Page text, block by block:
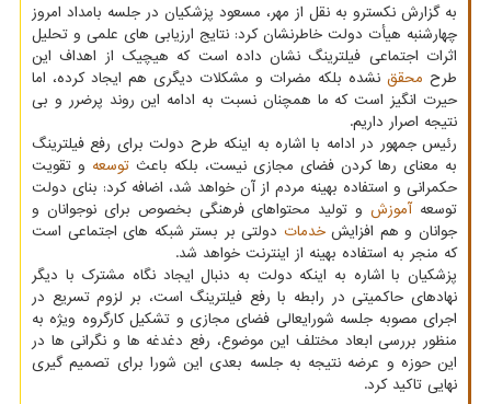
به گزارش نکسترو به نقل از مهر، مسعود پزشکیان در جلسه بامداد امروز
چهارشنبه هیأت دولت خاطرنشان کرد: نتایج ارزیابی های علمی و تحلیل
اثرات اجتماعی فیلترینگ نشان داده است که هیچیک از اهداف این
طرح محقق نشده بلکه مضرات و مشکلات دیگری هم ایجاد کرده، اما
حیرت انگیز است که ما همچنان نسبت به ادامه این روند پرضرر و بی
نتیجه اصرار داریم.
رئیس جمهور در ادامه با اشاره به اینکه طرح دولت برای رفع فیلترینگ
به معنای رها کردن فضای مجازی نیست، بلکه باعث توسعه و تقویت
حکمرانی و استفاده بهینه مردم از آن خواهد شد، اضافه کرد: بنای دولت
توسعهآموزشو تولید محتواهای فرهنگی بخصوص برای نوجوانان و
جوانان و هم افزایشخدمات دولتی بر بستر شبکه های اجتماعی است
که منجر به استفاده بهینه از اینترنت خواهد شد.
پزشکیان با اشاره به اینکه دولت به دنبال ایجاد نگاه مشترک با دیگر
نهادهای حاکمیتی در رابطه با رفع فیلترینگ است، بر لزوم تسریع در
اجرای مصوبه جلسه شورایعالی فضای مجازی و تشکیل کارگروه ویژه به
منظور بررسی ابعاد مختلف این موضوع، رفع دغدغه ها و نگرانی ها در
این حوزه و عرضه نتیجه به جلسه بعدی این شورا برای تصمیم گیری
نهایی تاکید کرد.